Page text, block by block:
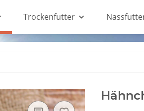
Trockenfutter